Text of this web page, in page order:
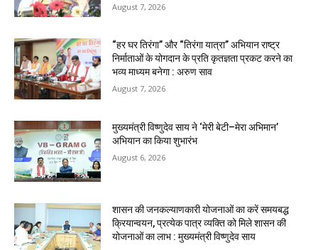
August 7, 2026
“हर घर तिरंगा” और “तिरंगा यात्रा” अभियान राष्ट्र
निर्माताओं के योगदान के प्रति कृतज्ञता प्रकट करने का
भव्य माध्यम बनेगा : अरुण साव
August 7, 2026
मुख्यमंत्री विष्णुदेव साय ने ‘मेरी बेटी–मेरा अभिमान’
अभियान का किया शुभारंभ
August 6, 2026
शासन की जनकल्याणकारी योजनाओं का करें समयबद्ध
क्रियान्वयन, प्रत्येक पात्र व्यक्ति को मिले शासन की
योजनाओं का लाभ : मुख्यमंत्री विष्णुदेव साय